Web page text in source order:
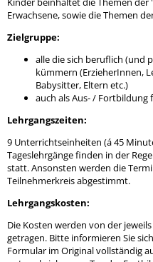
Erwachsene, sowie die Themen
Zielgruppe:
alle die sich beruflich (und
kümmern (ErzieherInnen,
Babysitter, Eltern etc.)
auch als Aus- /
Lehrgangszeiten:
9 Unterrichtseinheiten (á 45
Tageslehrgänge finden in der
statt. Ansonsten werden die
Teilnehmerkreis abgestimmt.
Lehrgangskosten:
Die Kosten werden von der
getragen. Bitte informieren Sie
Formular im Original vollständig